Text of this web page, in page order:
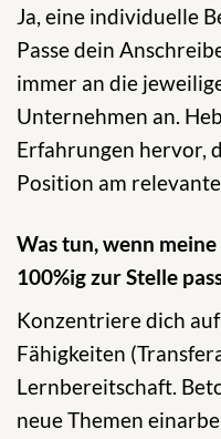
Ja, eine individuelle
Passe dein
immer an die
Unternehmen an.
Erfahrungen hervor,
Position am
Was tun, wenn
100%ig zur Stelle
Konzentriere dich
Fähigkeiten
Lernbereitschaft.
neue Themen